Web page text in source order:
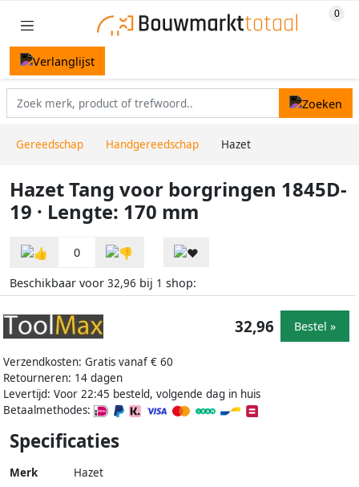
Gereedschap Handgereedschap Hazet
Hazet Tang voor borgringen 1845D-
19 · Lengte: 170 mm
0
Beschikbaar voor 32,96 bij 1 shop:
Verzendkosten: Gratis vanaf € 60
Retourneren: 14 dagen
Levertijd: Voor 22:45 besteld, volgende dag in huis
Betaalmethodes:
32,96 Bestel »
Specificaties
Merk Hazet